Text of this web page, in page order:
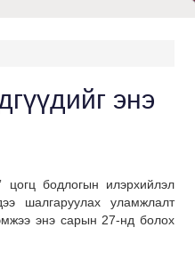
энэ
цогц бодлогын илэрхийлэл
шалгаруулах уламжлалт
энэ сарын 27-нд болох